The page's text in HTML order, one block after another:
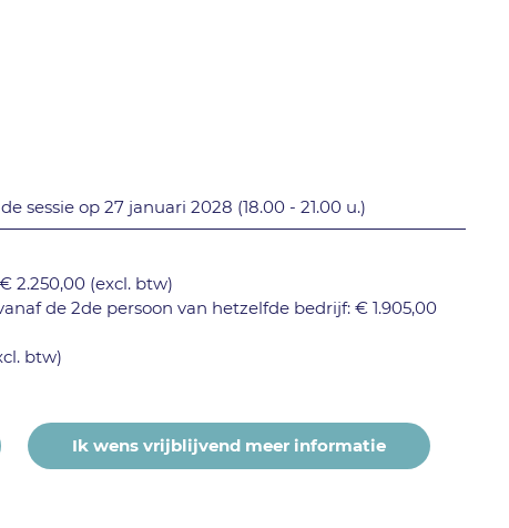
sessie op 27 januari 2028 (18.00 - 21.00 u.)
2.250,00 (excl. btw)
de 2de persoon van hetzelfde bedrijf: € 1.905,00
btw)
Ik wens vrijblijvend meer informatie